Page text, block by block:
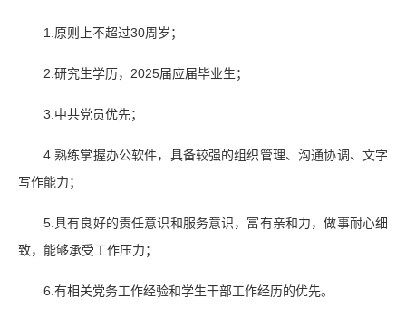
1.原则上不超过30周岁；
2.研究生学历，2025届应届毕业生；
3.中共党员优先；
4.熟练掌握办公软件，具备较强的组织管理、沟通协调、文字
写作能力；
5.具有良好的责任意识和服务意识，富有亲和力，做事耐心细
致，能够承受工作压力；
6.有相关党务工作经验和学生干部工作经历的优先。